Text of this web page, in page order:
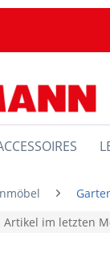
im letzten